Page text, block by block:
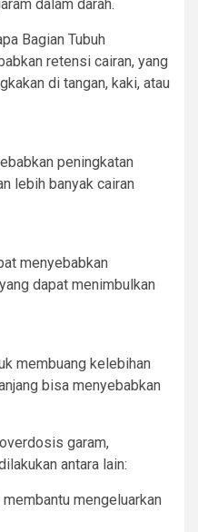
dalam darah.
Bagian Tubuh
retensi cairan, yang
di tangan, kaki, atau
peningkatan
lebih banyak cairan
menyebabkan
dapat menimbulkan
membuang kelebihan
bisa menyebabkan
garam,
antara lain:
mengeluarkan